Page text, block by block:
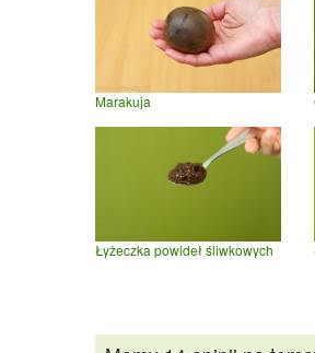
Marakuja
Łyżeczka powideł śliwkowych